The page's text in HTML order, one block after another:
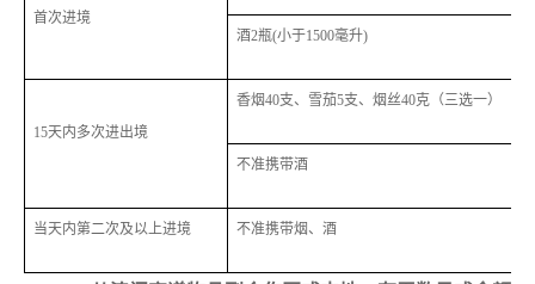
首次进境
酒2瓶(小于1500毫升)
15天内多次进出境
香烟40支、雪茄5支、烟丝40克（三选一）
不准携带酒
当天内第二次及以上进境 不准携带烟、酒